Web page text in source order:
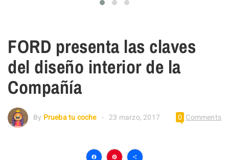
FORD presenta las claves
del diseño interior de la
Compañía
By Prueba tu coche 23 marzo, 2017 0 Comments